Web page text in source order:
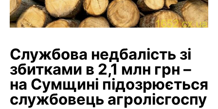
Службова недбалість зі
збитками в 2,1 млн грн –
на Сумщині підозрюється
службовець агролісгоспу